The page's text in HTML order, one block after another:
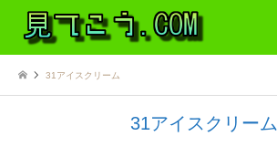
31アイスクリーム
31アイスクリーム